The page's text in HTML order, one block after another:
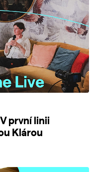
první linii
Klárou